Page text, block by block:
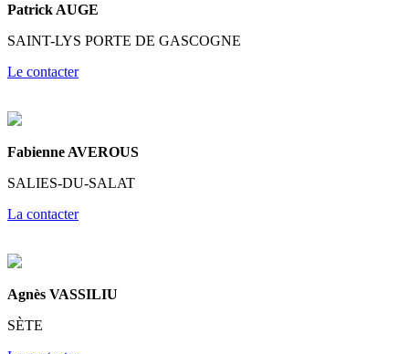
Patrick AUGE
SAINT-LYS PORTE DE GASCOGNE
Le contacter
Fabienne AVEROUS
SALIES-DU-SALAT
La contacter
Agnès VASSILIU
SÈTE